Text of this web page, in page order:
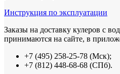
Инструкция по эксплуатации
Заказы на доставку кулеров с
принимаются на сайте, в
+7 (495) 258-25-78 (Мск);
+7 (812) 448-68-68 (СПб).